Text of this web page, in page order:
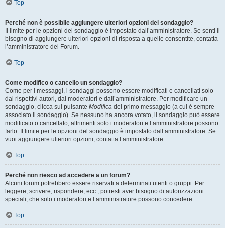
Top
Perché non è possibile aggiungere ulteriori opzioni del sondaggio?
Il limite per le opzioni del sondaggio è impostato dall’amministratore. Se senti il
bisogno di aggiungere ulteriori opzioni di risposta a quelle consentite, contatta
l’amministratore del Forum.
Top
Come modifico o cancello un sondaggio?
Come per i messaggi, i sondaggi possono essere modificati e cancellati solo
dai rispettivi autori, dai moderatori e dall’amministratore. Per modificare un
sondaggio, clicca sul pulsante Modifica del primo messaggio (a cui è sempre
associato il sondaggio). Se nessuno ha ancora votato, il sondaggio può essere
modificato o cancellato, altrimenti solo i moderatori e l’amministratore possono
farlo. Il limite per le opzioni del sondaggio è impostato dall’amministratore. Se
vuoi aggiungere ulteriori opzioni, contatta l’amministratore.
Top
Perché non riesco ad accedere a un forum?
Alcuni forum potrebbero essere riservati a determinati utenti o gruppi. Per
leggere, scrivere, rispondere, ecc., potresti aver bisogno di autorizzazioni
speciali, che solo i moderatori e l’amministratore possono concedere.
Top